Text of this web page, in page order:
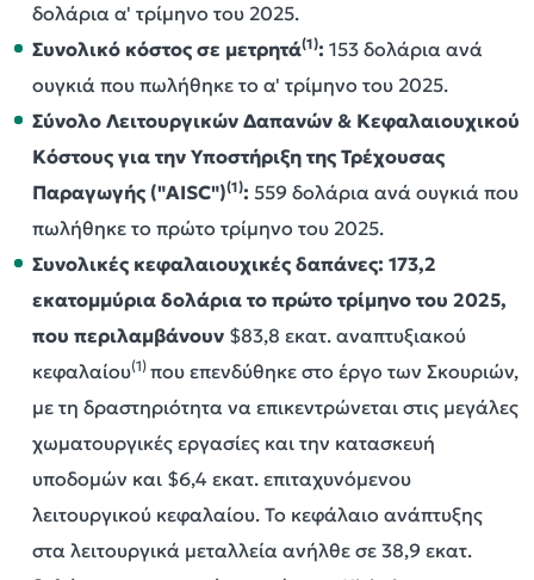
δολάρια α' τρίμηνο του 2025.
Συνολικό κόστος σε μετρητά(1): 153 δολάρια ανά
ουγκιά που πωλήθηκε το α' τρίμηνο του 2025.
Σύνολο Λειτουργικών Δαπανών & Κεφαλαιουχικού
Κόστους για την Υποστήριξη της Τρέχουσας
Παραγωγής ("AISC")(1): 559 δολάρια ανά ουγκιά που
πωλήθηκε το πρώτο τρίμηνο του 2025.
Συνολικές κεφαλαιουχικές δαπάνες: 173,2
εκατομμύρια δολάρια το πρώτο τρίμηνο του 2025,
που περιλαμβάνουν $83,8 εκατ. αναπτυξιακού
κεφαλαίου(1) που επενδύθηκε στο έργο των Σκουριών,
με τη δραστηριότητα να επικεντρώνεται στις μεγάλες
χωματουργικές εργασίες και την κατασκευή
υποδομών και $6,4 εκατ. επιταχυνόμενου
λειτουργικού κεφαλαίου. Το κεφάλαιο ανάπτυξης
στα λειτουργικά μεταλλεία ανήλθε σε 38,9 εκατ.